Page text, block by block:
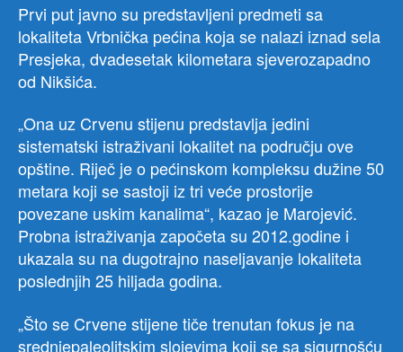
Prvi put javno su predstavljeni predmeti sa
lokaliteta Vrbnička pećina koja se nalazi iznad sela
Presjeka, dvadesetak kilometara sjeverozapadno
od Nikšića.
„Ona uz Crvenu stijenu predstavlja jedini
sistematski istraživani lokalitet na području ove
opštine. Riječ je o pećinskom kompleksu dužine 50
metara koji se sastoji iz tri veće prostorije
povezane uskim kanalima“, kazao je Marojević.
Probna istraživanja započeta su 2012.godine i
ukazala su na dugotrajno naseljavanje lokaliteta
poslednjih 25 hiljada godina.
„Što se Crvene stijene tiče trenutan fokus je na
srednjepaleolitskim slojevima koji se sa sigurnošću